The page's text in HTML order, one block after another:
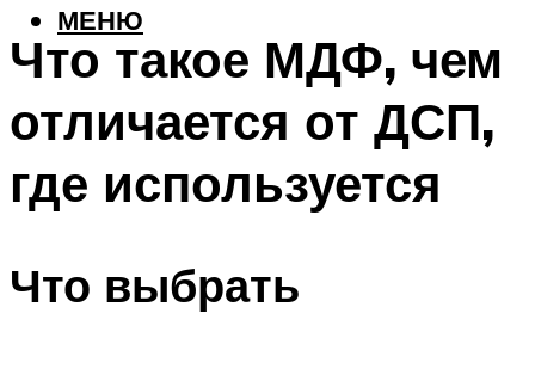
МЕНЮ
Что такое МДФ, чем
отличается от ДСП,
где используется
Что выбрать